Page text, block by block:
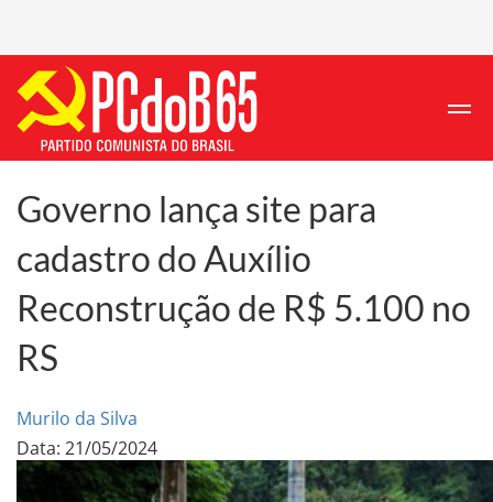
Governo lança site para
cadastro do Auxílio
Reconstrução de R$ 5.100 no
RS
Murilo da Silva
Data: 21/05/2024